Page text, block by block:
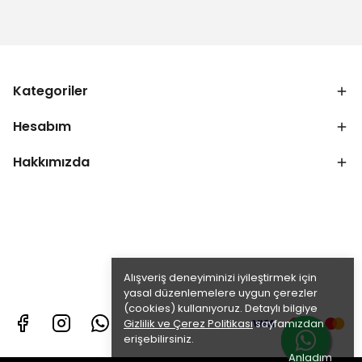
Alışveriş deneyiminizi iyileştirmek için
yasal düzenlemelere uygun çerezler
(cookies) kullanıyoruz. Detaylı bilgiye
Gizlilik ve Çerez Politikasısayfamızdan
erişebilirsiniz.
Anladım
Kategoriler
Hesabım
Hakkımızda